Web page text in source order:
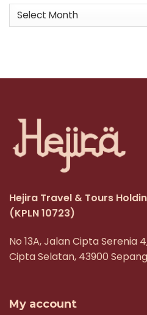
Archives
Hejira Travel & Tours
(KPLN 10723)
No 13A, Jalan Cipta Serenia
Cipta Selatan, 43900
My account